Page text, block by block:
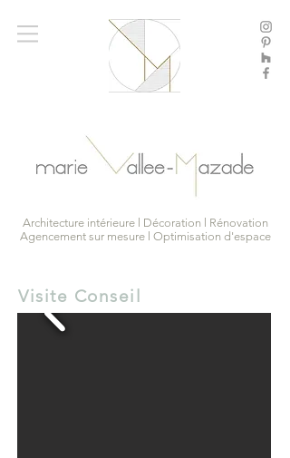
Architecture intérieure l Décoration l Rénovation
Agencement sur mesure l Optimisation d'espace
Visite Conseil